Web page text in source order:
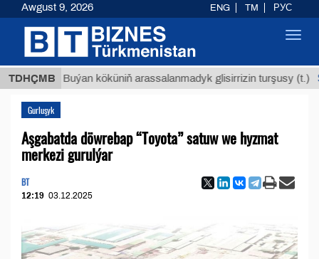
TDHÇMB
Buýan köküniň arassalanmadyk glisirrizin turşusy (t.)
Gurluşyk
Aşgabatda döwrebap “Toyota” satuw we hyzmat
merkezi gurulýar
BT
12:19 03.12.2025
Awgust 9, 2026 ENG TM РУС